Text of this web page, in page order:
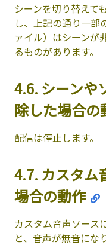
シーンを切り替えて
し、上記の通り一部
ァイル）はシーンが
るものがあります。
4.6. シーンや
除した場合の
配信は停止します。
4.7. カスタム
場合の動作
カスタム音声ソース
と、音声が無音にな